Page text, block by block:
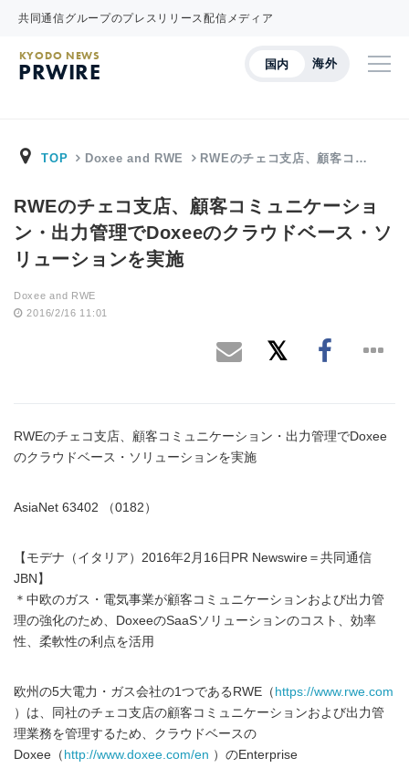
共同通信グループのプレスリリース配信メディア
国内 海外
KYODO NEWS
PRWIRE
TOP Doxee and RWE RWEのチェコ支店、顧客コ…
RWEのチェコ支店、顧客コミュニケーショ
ン・出力管理でDoxeeのクラウドベース・ソ
リューションを実施
Doxee and RWE
2016/2/16 11:01
RWEのチェコ支店、顧客コミュニケーション・出力管理でDoxee
のクラウドベース・ソリューションを実施
AsiaNet 63402 （0182）
【モデナ（イタリア）2016年2月16日PR Newswire＝共同通信
JBN】
＊中欧のガス・電気事業が顧客コミュニケーションおよび出力管
理の強化のため、DoxeeのSaaSソリューションのコスト、効率
性、柔軟性の利点を活用
欧州の5大電力・ガス会社の1つであるRWE（ https://www.rwe.com
）は、同社のチェコ支店の顧客コミュニケーションおよび出力管
理業務を管理するため、クラウドベースの
Doxee（ http://www.doxee.com/en ）のEnterprise